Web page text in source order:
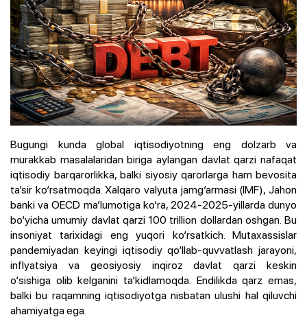
Bugungi kunda global iqtisodiyotning eng dolzarb va
murakkab masalalaridan biriga aylangan davlat qarzi nafaqat
iqtisodiy barqarorlikka, balki siyosiy qarorlarga ham bevosita
ta’sir ko‘rsatmoqda. Xalqaro valyuta jamg‘armasi (IMF), Jahon
banki va OECD ma’lumotiga ko‘ra, 2024-2025-yillarda dunyo
bo‘yicha umumiy davlat qarzi 100 trillion dollardan oshgan. Bu
insoniyat tarixidagi eng yuqori ko‘rsatkich. Mutaxassislar
pandemiyadan keyingi iqtisodiy qo‘llab-quvvatlash jarayoni,
inflyatsiya va geosiyosiy inqiroz davlat qarzi keskin
o‘sishiga olib kelganini ta’kidlamoqda. Endilikda qarz emas,
balki bu raqamning iqtisodiyotga nisbatan ulushi hal qiluvchi
ahamiyatga ega.